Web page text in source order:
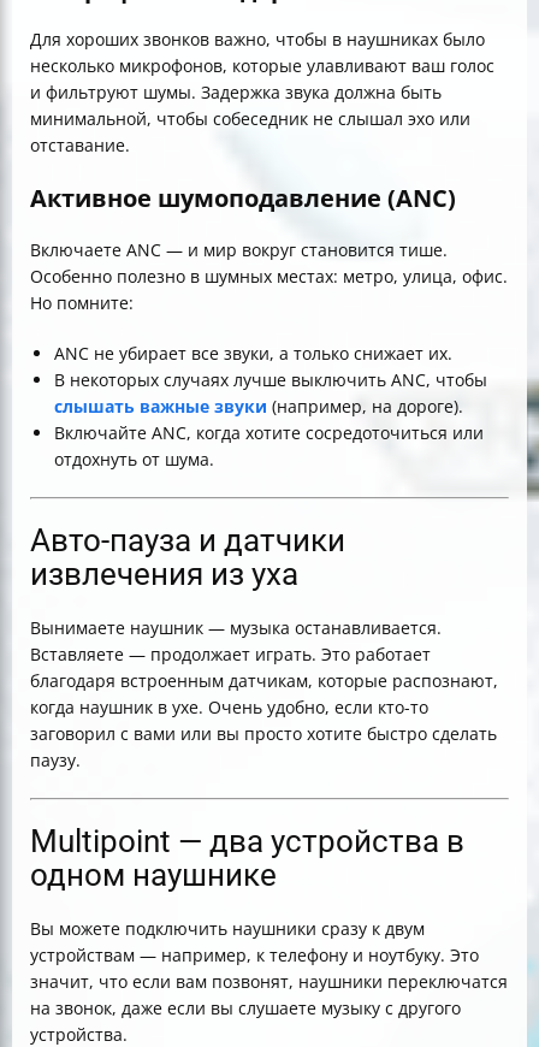
Для хороших звонков важно, чтобы в наушниках было
несколько микрофонов, которые улавливают ваш голос
и фильтруют шумы. Задержка звука должна быть
минимальной, чтобы собеседник не слышал эхо или
отставание.
Активное шумоподавление (ANC)
Включаете ANC — и мир вокруг становится тише.
Особенно полезно в шумных местах: метро, улица, офис.
Но помните:
ANC не убирает все звуки, а только снижает их.
В некоторых случаях лучше выключить ANC, чтобы
слышать важные звуки (например, на дороге).
Включайте ANC, когда хотите сосредоточиться или
отдохнуть от шума.
Авто-пауза и датчики
извлечения из уха
Вынимаете наушник — музыка останавливается.
Вставляете — продолжает играть. Это работает
благодаря встроенным датчикам, которые распознают,
когда наушник в ухе. Очень удобно, если кто-то
заговорил с вами или вы просто хотите быстро сделать
паузу.
Multipoint — два устройства в
одном наушнике
Вы можете подключить наушники сразу к двум
устройствам — например, к телефону и ноутбуку. Это
значит, что если вам позвонят, наушники переключатся
на звонок, даже если вы слушаете музыку с другого
устройства.